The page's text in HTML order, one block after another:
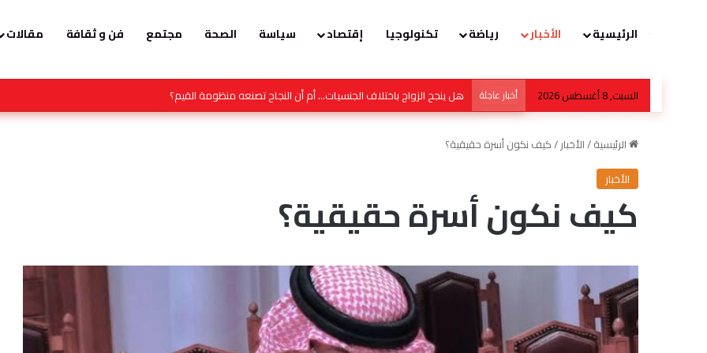
الرئيسية الأخبار رياضة تكنولوجيا إقتصاد سياسة الصحة مجتمع فن و ثقافة مقالات
السبت, 8 أغسطس 2026 أخبار عاجلة كواليس حادث طفل مغربي هز المنصات الاجتماعية بتوسله لضابط إسباني لكي لا يعيده للمغرب .
الرئيسية/الأخبار/كيف نكون أسرة حقيقية؟
الأخبار
كيف نكون أسرة حقيقية؟